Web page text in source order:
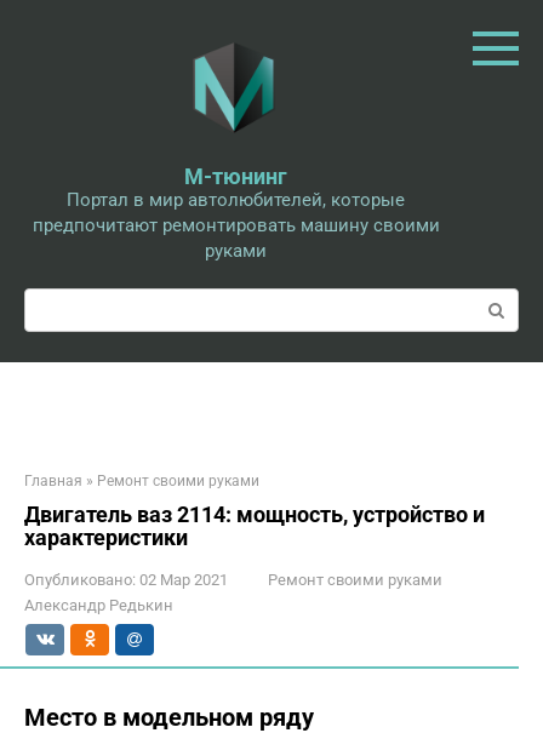
М-тюнинг
Портал в мир автолюбителей, которые
предпочитают ремонтировать машину своими
руками
Поиск:
Главная » Ремонт своими руками
Двигатель ваз 2114: мощность, устройство и
характеристики
Опубликовано: 02 Мар 2021
Ремонт своими руками
Александр Редькин
Место в модельном ряду